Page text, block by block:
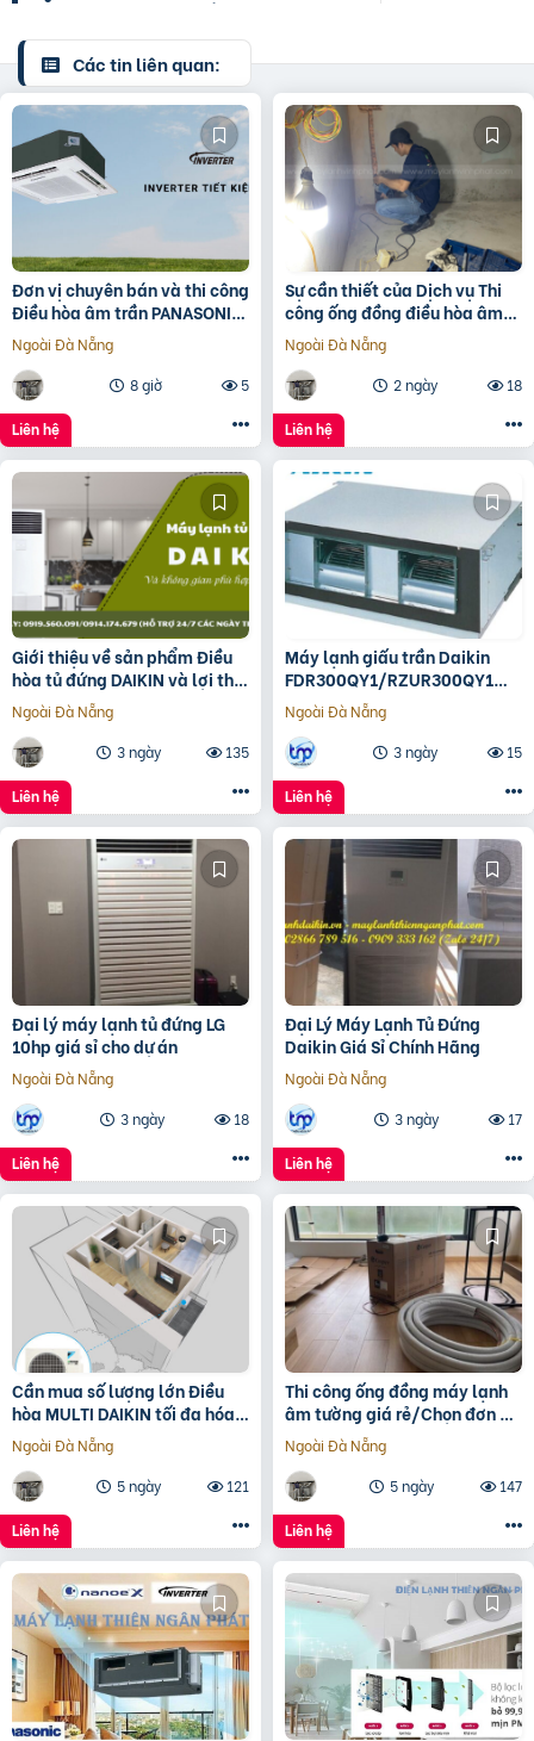
Các tin liên quan:
Đơn vị chuyên bán và thi công
Điều hòa âm trần PANASONIC
Inverter giá đại lý
Ngoài Đà Nẵng
8 giờ
5
Liên hệ
Sự cần thiết của Dịch vụ Thi
công ống đồng điều hòa âm
tường?
Ngoài Đà Nẵng
2 ngày
18
Liên hệ
Giới thiệu về sản phẩm Điều
hòa tủ đứng DAIKIN và lợi thế
khi lắp
Ngoài Đà Nẵng
3 ngày
135
Liên hệ
Máy lạnh giấu trần Daikin
FDR300QY1/RZUR300QY1
Inverter
Ngoài Đà Nẵng
3 ngày
15
Liên hệ
Đại lý máy lạnh tủ đứng LG
10hp giá sỉ cho dự án
Ngoài Đà Nẵng
3 ngày
18
Liên hệ
Đại Lý Máy Lạnh Tủ Đứng
Daikin Giá Sỉ Chính Hãng
Ngoài Đà Nẵng
3 ngày
17
Liên hệ
Cần mua số lượng lớn Điều
hòa MULTI DAIKIN tối đa hóa
không gian giá rẻ
Ngoài Đà Nẵng
5 ngày
121
Liên hệ
Thi công ống đồng máy lạnh
âm tường giá rẻ/Chọn đơn vị
thi công uy tín nào
Ngoài Đà Nẵng
5 ngày
147
Liên hệ